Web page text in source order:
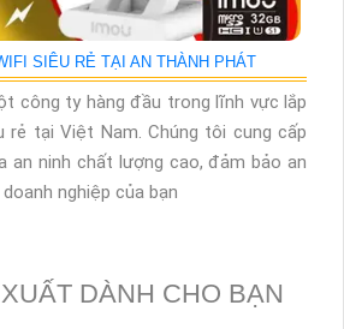
SIÊU RẺ TẠI AN THÀNH PHÁT
công ty hàng đầu trong lĩnh vực lắp
rẻ tại Việt Nam. Chúng tôi cung cấp
an ninh chất lượng cao, đảm bảo an
nghiệp của bạn
DÀNH CHO BẠN